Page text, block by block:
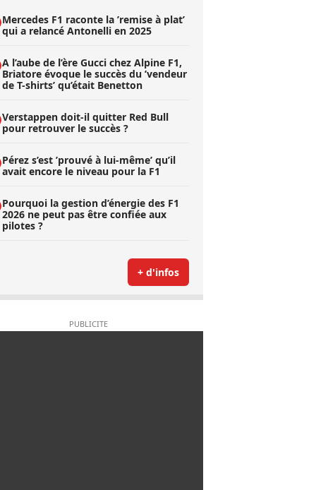
Mercedes F1 raconte la ’remise à plat’
qui a relancé Antonelli en 2025
A l’aube de l’ère Gucci chez Alpine F1,
Briatore évoque le succès du ’vendeur
de T-shirts’ qu’était Benetton
Verstappen doit-il quitter Red Bull
pour retrouver le succès ?
Pérez s’est ’prouvé à lui-même’ qu’il
avait encore le niveau pour la F1
Pourquoi la gestion d’énergie des F1
2026 ne peut pas être confiée aux
pilotes ?
+ d'infos